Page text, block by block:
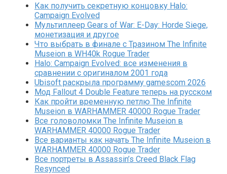
Как получить секретную концовку Halo:
Campaign Evolved
Мультиплеер Gears of War: E-Day: Horde Siege,
монетизация и другое
Что выбрать в финале с Тразином The Infinite
Museion в WH40k Rogue Trader
Halo: Campaign Evolved: все изменения в
сравнении с оригиналом 2001 года
Ubisoft раскрыла программу gamescom 2026
Мод Fallout 4 Double Feature теперь на русском
Как пройти временную петлю The Infinite
Museion в WARHAMMER 40000 Rogue Trader
Все головоломки The Infinite Museion в
WARHAMMER 40000 Rogue Trader
Все варианты как начать The Infinite Museion в
WARHAMMER 40000 Rogue Trader
Все портреты в Assassin’s Creed Black Flag
Resynced